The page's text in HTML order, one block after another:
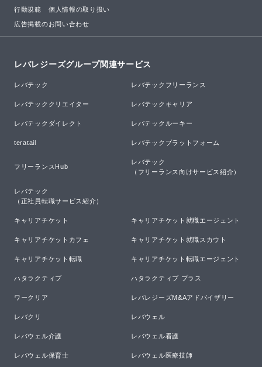
行動規範 個人情報の取り扱い
広告掲載のお問い合わせ
レバレジーズグループ関連サービス
レバテック レバテックフリーランス
レバテッククリエイター レバテックキャリア
レバテックダイレクト レバテックルーキー
teratail レバテックプラットフォーム
フリーランスHub
レバテック
（フリーランス向けサービス紹介）
レバテック
（正社員転職サービス紹介）
キャリアチケット キャリアチケット就職エージェント
キャリアチケットカフェ キャリアチケット就職スカウト
キャリアチケット転職 キャリアチケット転職エージェント
ハタラクティブ ハタラクティブ プラス
ワークリア レバレジーズM&Aアドバイザリー
レバクリ レバウェル
レバウェル介護 レバウェル看護
レバウェル保育士 レバウェル医療技師